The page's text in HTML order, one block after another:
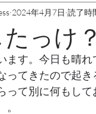
っけ？
2024年4月7日 読了時
ます。今日も晴れ
ってきたので起
って別に何もして